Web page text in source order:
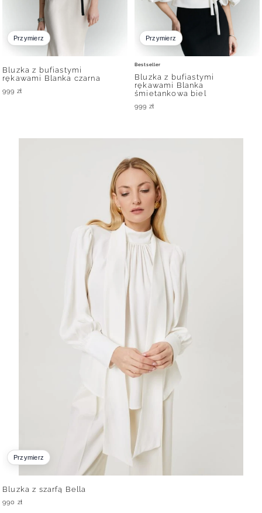
Przymierz
Bluzka z bufiastymi
rękawami Blanka czarna
999 zł
Przymierz
Bluzka z bufiastymi
rękawami Blanka
śmietankowa biel
999 zł
Bestseller
Przymierz
Bluzka z szarfą Bella
990 zł